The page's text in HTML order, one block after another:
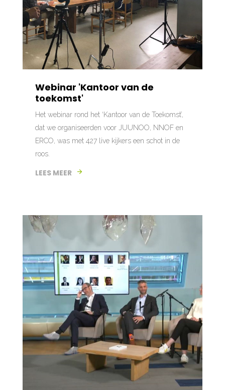
Webinar 'Kantoor van de
toekomst'
Het webinar rond het ‘Kantoor van de Toekomst’,
dat we organiseerden voor JUUNOO, NNOF en
ERCO, was met 427 live kijkers een schot in de
roos.
LEES MEER